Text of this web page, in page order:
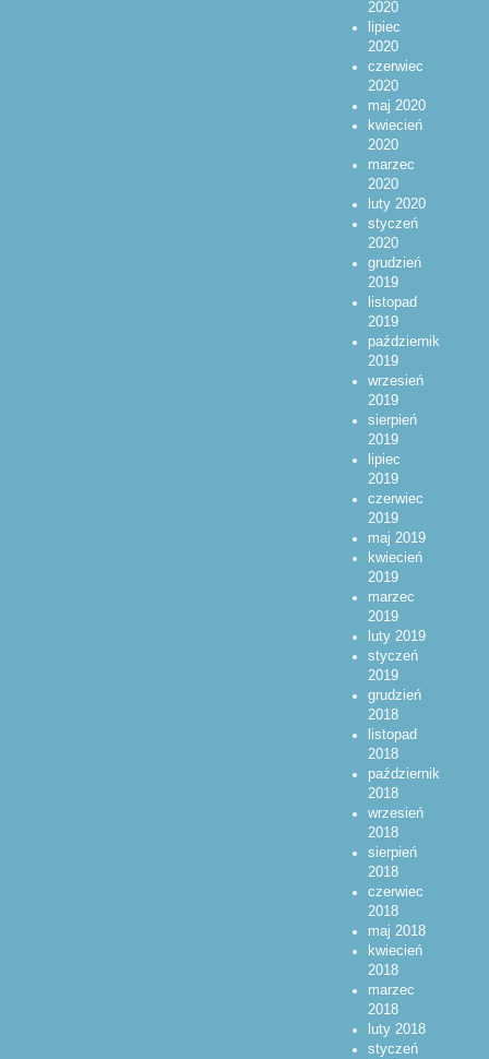
2020
lipiec
2020
czerwiec
2020
maj 2020
kwiecień
2020
marzec
2020
luty 2020
styczeń
2020
grudzień
2019
listopad
2019
październik
2019
wrzesień
2019
sierpień
2019
lipiec
2019
czerwiec
2019
maj 2019
kwiecień
2019
marzec
2019
luty 2019
styczeń
2019
grudzień
2018
listopad
2018
październik
2018
wrzesień
2018
sierpień
2018
czerwiec
2018
maj 2018
kwiecień
2018
marzec
2018
luty 2018
styczeń